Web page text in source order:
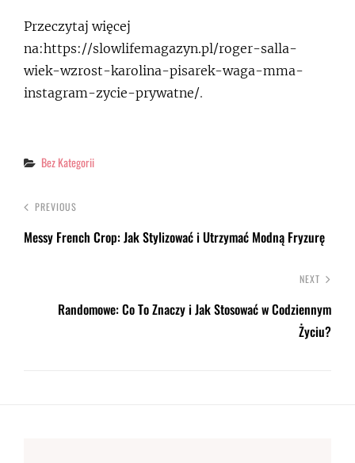
Przeczytaj więcej
na:https://slowlifemagazyn.pl/roger-salla-
wiek-wzrost-karolina-pisarek-waga-mma-
instagram-zycie-prywatne/.
Categories
Bez Kategorii
PREVIOUS
Messy French Crop: Jak Stylizować i Utrzymać Modną Fryzurę
NEXT
Randomowe: Co To Znaczy i Jak Stosować w Codziennym
Życiu?